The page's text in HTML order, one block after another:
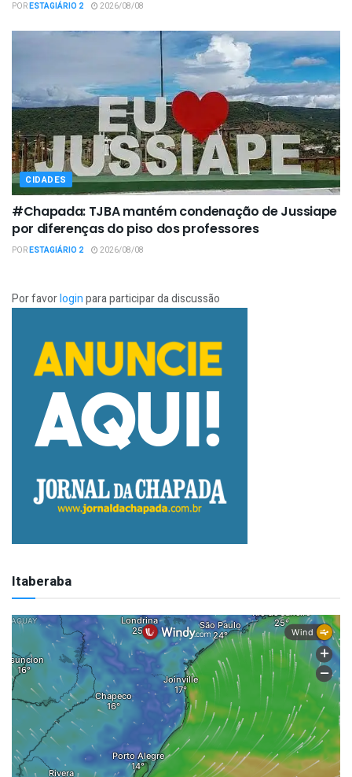
PORESTAGIÁRIO 2 2026/08/08
CIDADES
#Chapada: TJBA mantém condenação de Jussiape
por diferenças do piso dos professores
PORESTAGIÁRIO 2 2026/08/08
Por favorloginpara participar da discussão
Itaberaba